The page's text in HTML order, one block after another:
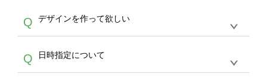
作する数量が多ければ多いほど、オンデマンド
サービスよりも低価格で製作することが可能で
す。
写真などもアップロード可能です。使用できな
い画像はエラーになります。（※ Illustratorか
らの直接入稿には対応していません。AIで保存
し、デザインツールからアップロードして下さ
い）
A
文のみ受け付けております。30個以上のご製
作をお考えの方は、サポートが担当するエコバ
スをご利用頂ければ、電話やFAX、メールなど
でご注文が可能です。
Q デザインを作って欲しい
A
を作って欲しい。などの場合は、製作数量が
30個以上であれば、サポート担当が、デザイ
Q 日時指定について